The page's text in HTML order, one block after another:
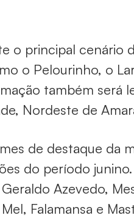
o principal cenário
o Pelourinho, o
também será
Nordeste de
de destaque da
do período
Azevedo,
Falamansa e